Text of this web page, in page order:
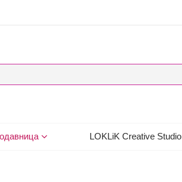
LOKLiK Creative Studio